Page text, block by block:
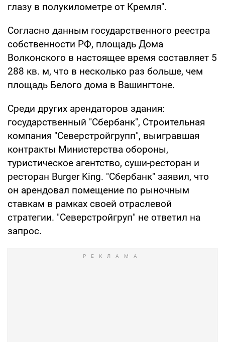
глазу в полукилометре от Кремля".
Согласно данным государственного реестра
собственности РФ, площадь Дома
Волконского в настоящее время составляет 5
288 кв. м, что в несколько раз больше, чем
площадь Белого дома в Вашингтоне.
Среди других арендаторов здания:
государственный "Сбербанк", Строительная
компания "Северстройгрупп", выигравшая
контракты Министерства обороны,
туристическое агентство, суши-ресторан и
ресторан Burger King. "Сбербанк" заявил, что
он арендовал помещение по рыночным
ставкам в рамках своей отраслевой
стратегии. "Северстройгруп" не ответил на
запрос.